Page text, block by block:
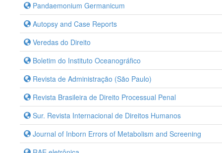
Pandaemonium Germanicum
Autopsy and Case Reports
Veredas do Direito
Boletim do Instituto Oceanográfico
Revista de Administração (São Paulo)
Revista Brasileira de Direito Processual Penal
Sur. Revista Internacional de Direitos Humanos
Journal of Inborn Errors of Metabolism and Screening